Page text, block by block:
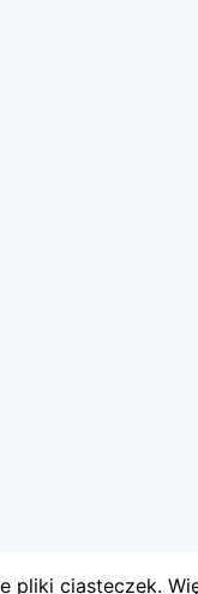
pliki ciasteczek.